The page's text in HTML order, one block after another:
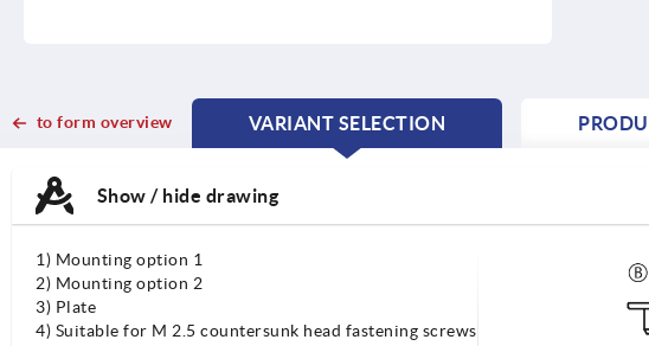
to form overview
VARIANT SELECTION
CURRENT
CURRENT
Show / hide drawing
1) Mounting option 1
2) Mounting option 2
3) Plate
4) Suitable for M 2.5 countersunk head fastening screws